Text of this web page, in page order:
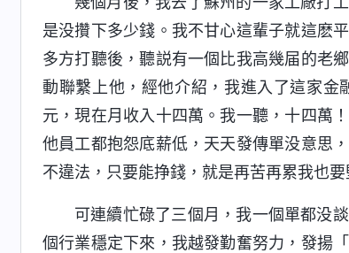
是没攢下多少錢。我不甘心這輩子就這麽
多方打聽後，聽説有一個比我高幾届的老
動聯繫上他，經他介紹，我進入了這家
元，現在月收入十四萬。我一聽，十四萬
他員工都抱怨底薪低，天天發傳單没意思
不違法，只要能挣錢，就是再苦再累我也要
可連續忙碌了三個月，我一個單都没
個行業穩定下來，我越發勤奮努力，發揚